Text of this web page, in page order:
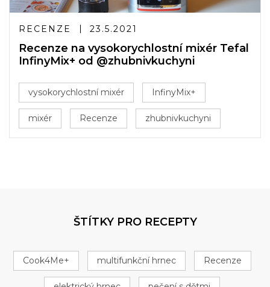
RECENZE 23.5.2021
Recenze na vysokorychlostní mixér Tefal
InfinyMix+ od @zhubnivkuchyni
vysokorychlostní mixér InfinyMix+
mixér Recenze zhubnivkuchyni
ŠTÍTKY PRO RECEPTY
Cook4Me+ multifunkční hrnec Recenze